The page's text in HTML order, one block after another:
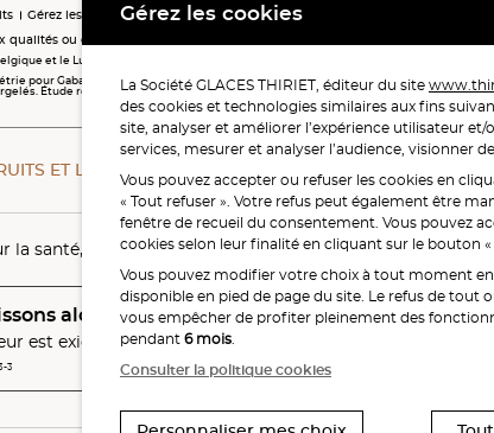
Gérez les cookies Charte cookies Médiation
qualités ou caractéristiques environnementales
et le Luxembourg (préfixe 00 33) : tarifs selon opérateurs.
pour Gabaon du 28 octobre 2025 au 02 février 2026 auprès de 122 503
Étude réalisée en France par Qualimétrie pour Gabaon du 27 Mars au 07 Juillet 2025
ET LÉGUMES PAR JOUR. WWW.MANGERBOUGER.FR
la santé, à consommer avec modération.
alcooliques aux mineurs de moins de 18 ans
est exigée au moment de la vente en ligne.
3
Gérez les cookies
La Société GLACES THIRIET, éditeur du site
des cookies et technologies similaires aux fins
site, analyser et améliorer l’expérience utilisateur
services, mesurer et analyser l’audience, visionner
Vous pouvez accepter ou refuser les cookies en
« Tout refuser ». Votre refus peut également être
fenêtre de recueil du consentement. Vous pouvez
cookies selon leur finalité en cliquant sur le bouton
Vous pouvez modifier votre choix à tout moment
disponible en pied de page du site. Le refus de tout
vous empêcher de profiter pleinement des
pendant 6 mois.
Consulter la politique cookies